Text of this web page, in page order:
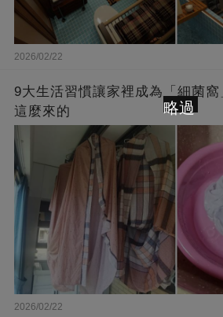
2026/02/22
9大生活習慣讓家裡成為「細菌
這麼來的
2026/02/22
略過